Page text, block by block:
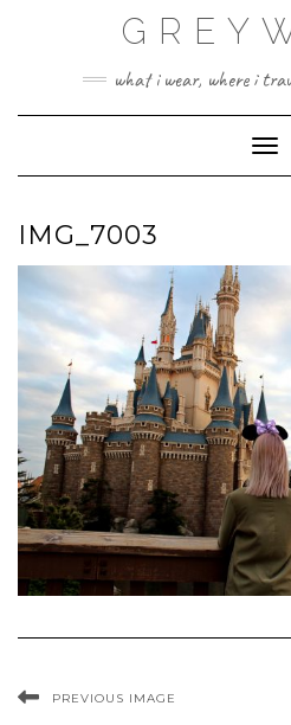
what i wear, where i
IMG_7003
PREVIOUS IMAGE